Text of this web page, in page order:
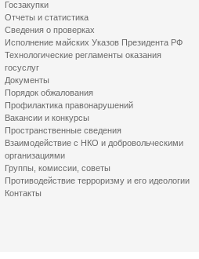
Госзакупки
Отчеты и статистика
Сведения о проверках
Исполнение майских Указов Президента РФ
Технологические регламенты оказания
госуслуг
Документы
Порядок обжалования
Профилактика правонарушений
Вакансии и конкурсы
Пространственные сведения
Взаимодействие с НКО и добровольческими
организациями
Группы, комиссии, советы
Противодействие терроризму и его идеологии
Контакты